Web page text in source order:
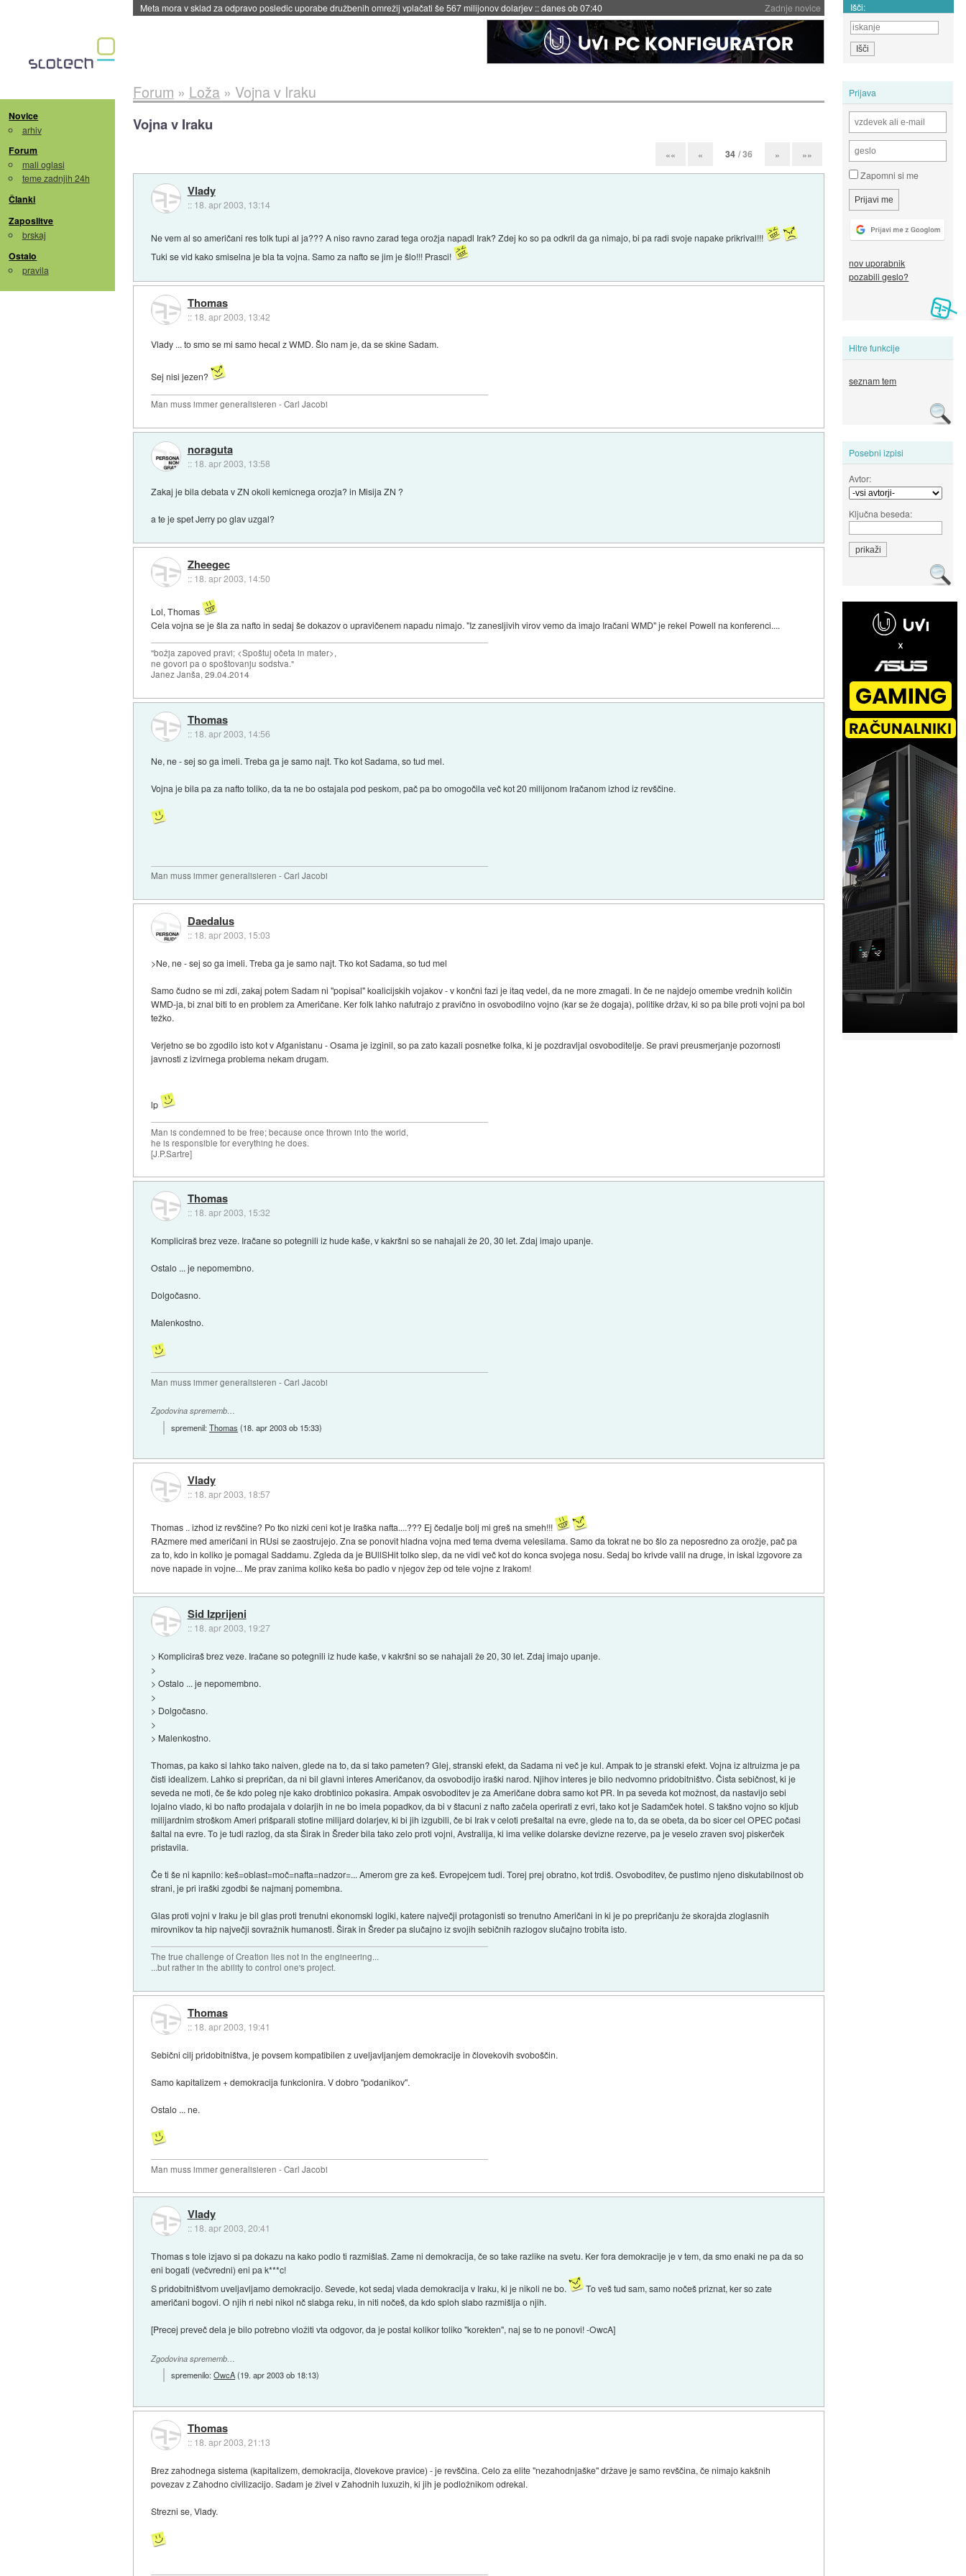
Zadnje novice
ByteDance trenira največji model umetne inteligence doslej::včeraj ob 21:37 Išči:
Novice
arhiv
Forum
mali oglasi
teme zadnjih 24h
Članki
Zaposlitve
brskaj
Ostalo
pravila
Prijava
Zapomni si me
nov uporabnik
pozabili geslo?
Hitre funkcije
seznam tem
Posebni izpisi
Avtor:
Ključna beseda:
Forum » Loža» Vojna v Iraku
Vojna v Iraku
«« « 34 / 36 » »»
Vlady
:: 18. apr 2003, 13:14
Ne vem al so američani res tolk tupi al ja??? A niso ravno zarad tega orožja napadl Irak? Zdej ko so pa odkril da ga nimajo, bi pa radi svoje napake prikrival!!!
Tuki se vid kako smiselna je bla ta vojna. Samo za nafto se jim je šlo!!! Prasci!
Thomas
:: 18. apr 2003, 13:42
Vlady ... to smo se mi samo hecal z WMD. Šlo nam je, da se skine Sadam.
Sej nisi jezen?
Man muss immer generalisieren - Carl Jacobi
noraguta
:: 18. apr 2003, 13:58
Zakaj je bila debata v ZN okoli kemicnega orozja? in Misija ZN ?
a te je spet Jerry po glav uzgal?
Zheegec
:: 18. apr 2003, 14:50
Lol, Thomas
Cela vojna se je šla za nafto in sedaj še dokazov o upravičenem napadu nimajo. "Iz zanesljivih virov vemo da imajo Iračani WMD" je rekel Powell na konferenci....
"božja zapoved pravi; <Spoštuj očeta in mater>,
ne govori pa o spoštovanju sodstva."
Janez Janša, 29.04.2014
Thomas
:: 18. apr 2003, 14:56
Ne, ne - sej so ga imeli. Treba ga je samo najt. Tko kot Sadama, so tud mel.
Vojna je bila pa za nafto toliko, da ta ne bo ostajala pod peskom, pač pa bo omogočila več kot 20 milijonom Iračanom izhod iz revščine.
Man muss immer generalisieren - Carl Jacobi
Daedalus
:: 18. apr 2003, 15:03
>Ne, ne - sej so ga imeli. Treba ga je samo najt. Tko kot Sadama, so tud mel
Samo čudno se mi zdi, zakaj potem Sadam ni "popisal" koalicijskih vojakov - v končni fazi je itaq vedel, da ne more zmagati. In če ne najdejo omembe vrednih količin
WMD-ja, bi znal biti to en problem za Američane. Ker folk lahko nafutrajo z pravično in osvobodilno vojno (kar se že dogaja), politike držav, ki so pa bile proti vojni pa bol
težko.
Verjetno se bo zgodilo isto kot v Afganistanu - Osama je izginil, so pa zato kazali posnetke folka, ki je pozdravljal osvoboditelje. Se pravi preusmerjanje pozornosti
javnosti z izvirnega problema nekam drugam.
lp
Man is condemned to be free; because once thrown into the world,
he is responsible for everything he does.
[J.P.Sartre]
Thomas
:: 18. apr 2003, 15:32
Kompliciraš brez veze. Iračane so potegnili iz hude kaše, v kakršni so se nahajali že 20, 30 let. Zdaj imajo upanje.
Ostalo ... je nepomembno.
Dolgočasno.
Malenkostno.
Man muss immer generalisieren - Carl Jacobi
Zgodovina sprememb…
spremenil:Thomas (18. apr 2003 ob 15:33)
Vlady
:: 18. apr 2003, 18:57
Thomas .. izhod iz revščine? Po tko nizki ceni kot je Iraška nafta....??? Ej čedalje bolj mi greš na smeh!!!
RAzmere med američani in RUsi se zaostrujejo. Zna se ponovit hladna vojna med tema dvema velesilama. Samo da tokrat ne bo šlo za neposredno za orožje, pač pa
za to, kdo in koliko je pomagal Saddamu. Zgleda da je BUllSHit tolko slep, da ne vidi več kot do konca svojega nosu. Sedaj bo krivde valil na druge, in iskal izgovore za
nove napade in vojne... Me prav zanima koliko keša bo padlo v njegov žep od tele vojne z Irakom!
Sid Izprijeni
:: 18. apr 2003, 19:27
> Kompliciraš brez veze. Iračane so potegnili iz hude kaše, v kakršni so se nahajali že 20, 30 let. Zdaj imajo upanje.
>
> Ostalo ... je nepomembno.
>
> Dolgočasno.
>
> Malenkostno.
Thomas, pa kako si lahko tako naiven, glede na to, da si tako pameten? Glej, stranski efekt, da Sadama ni več je kul. Ampak to je stranski efekt. Vojna iz altruizma je pa
čisti idealizem. Lahko si prepričan, da ni bil glavni interes Američanov, da osvobodijo iraški narod. Njihov interes je bilo nedvomno pridobitništvo. Čista sebičnost, ki je
seveda ne moti, če še kdo poleg nje kako drobtinico pokasira. Ampak osvoboditev je za Američane dobra samo kot PR. In pa seveda kot možnost, da nastavijo sebi
lojalno vlado, ki bo nafto prodajala v dolarjih in ne bo imela popadkov, da bi v štacuni z nafto začela operirati z evri, tako kot je Sadamček hotel. S takšno vojno so kljub
milijardnim stroškom Ameri prišparali stotine milijard dolarjev, ki bi jih izgubili, če bi Irak v celoti prešaltal na evre, glede na to, da se obeta, da bo sicer cel OPEC počasi
šaltal na evre. To je tudi razlog, da sta Širak in Šreder bila tako zelo proti vojni, Avstralija, ki ima velike dolarske devizne rezerve, pa je veselo zraven svoj piskerček
pristavila.
Če ti še ni kapnilo: keš=oblast=moč=nafta=nadzor=... Amerom gre za keš. Evropejcem tudi. Torej prej obratno, kot trdiš. Osvoboditev, če pustimo njeno diskutabilnost ob
strani, je pri iraški zgodbi še najmanj pomembna.
Glas proti vojni v Iraku je bil glas proti trenutni ekonomski logiki, katere največji protagonisti so trenutno Američani in ki je po prepričanju že skorajda zloglasnih
mirovnikov ta hip največji sovražnik humanosti. Širak in Šreder pa slučajno iz svojih sebičnih razlogov slučajno trobita isto.
The true challenge of Creation lies not in the engineering...
...but rather in the ability to control one's project.
Thomas
:: 18. apr 2003, 19:41
Sebični cilj pridobitništva, je povsem kompatibilen z uveljavljanjem demokracije in človekovih svoboščin.
Samo kapitalizem + demokracija funkcionira. V dobro "podanikov".
Ostalo ... ne.
Man muss immer generalisieren - Carl Jacobi
Vlady
:: 18. apr 2003, 20:41
Thomas s tole izjavo si pa dokazu na kako podlo ti razmišlaš. Zame ni demokracija, če so take razlike na svetu. Ker fora demokracije je v tem, da smo enaki ne pa da so
eni bogati (večvredni) eni pa k***c!
S pridobitništvom uveljavljamo demokracijo. Sevede, kot sedaj vlada demokracija v Iraku, ki je nikoli ne bo.
To veš tud sam, samo nočeš priznat, ker so zate
američani bogovi. O njih ri nebi nikol nč slabga reku, in niti nočeš, da kdo sploh slabo razmišlja o njih.
[Precej preveč dela je bilo potrebno vložiti vta odgovor, da je postal kolikor toliko "korekten", naj se to ne ponovi! -OwcA]
Zgodovina sprememb…
spremenilo:OwcA(19. apr 2003 ob 18:13)
Thomas
:: 18. apr 2003, 21:13
Brez zahodnega sistema (kapitalizem, demokracija, človekove pravice) - je revščina. Celo za elite "nezahodnjaške" države je samo revščina, če nimajo kakšnih
povezav z Zahodno civilizacijo. Sadam je živel v Zahodnih luxuzih, ki jih je podložnikom odrekal.
Strezni se, Vlady.